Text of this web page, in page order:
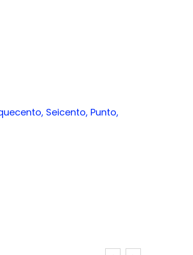
Seicento, Punto,